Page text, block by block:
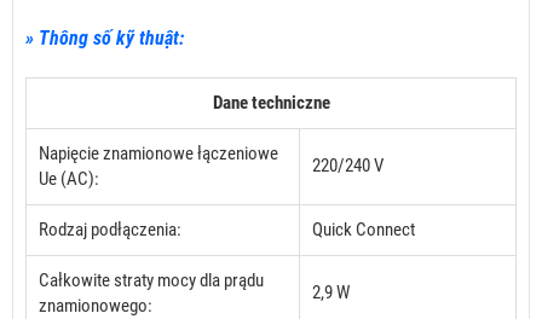
» Thông số kỹ thuật:
Dane techniczne
Napięcie znamionowe łączeniowe
Ue (AC):
220/240 V
Rodzaj podłączenia: Quick Connect
Całkowite straty mocy dla prądu
znamionowego:
2,9 W